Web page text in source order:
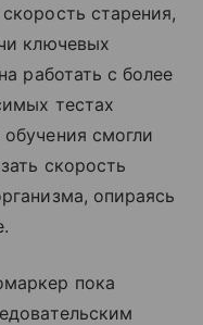
старения,
ключевых
работать с более
тестах
смогли
скорость
опираясь
пока